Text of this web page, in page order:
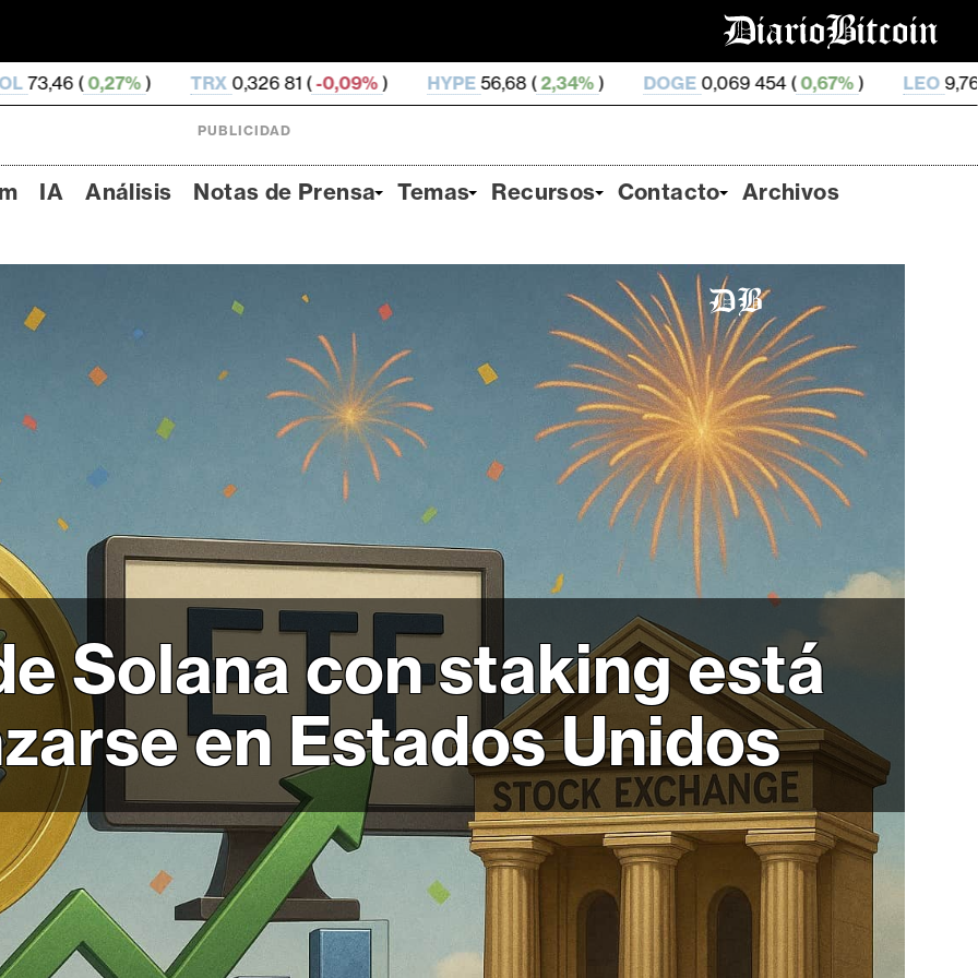
TRX0,326 81 ( -0,09%) HYPE56,68 (2,34%) DOGE0,069 454 ( 0,67% ) LEO9,76 (0,24%
PUBLICIDAD
IA Análisis Notas de Prensa Temas Recursos Contacto Archivos
Solana con staking está
en Estados Unidos